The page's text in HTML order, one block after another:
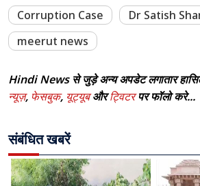
Corruption Case
Dr Satish
meerut news
Hindi News से जुड़े अन्य अपडेट लगातार
न्यूज़, फेसबुक, यूट्यूबऔरट्विटरपर फॉलो करे...
संबंधित खबरें